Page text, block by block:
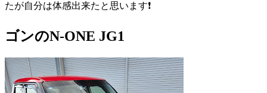
たが自分は体感出来たと思います❗
ゴンのN-ONE JG1